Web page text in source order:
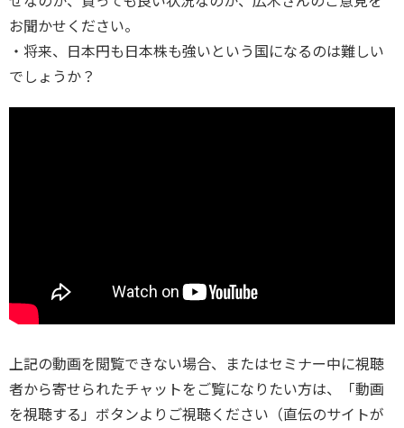
お聞かせください。
・将来、日本円も日本株も強いという国になるのは難しい
でしょうか？
上記の動画を閲覧できない場合、またはセミナー中に視聴
者から寄せられたチャットをご覧になりたい方は、「動画
を視聴する」ボタンよりご視聴ください（直伝のサイトが